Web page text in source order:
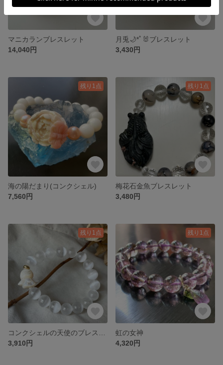
マニカランブレスレット
14,040円
月兎🌙*ﾟ🐰ブレスレット
3,430円
残り1点
海の陽だまり(コンクシェル)
7,560円
残り1点
梅花石金魚ブレスレット
3,480円
残り1点
3,910円
残り1点
虹の女神
4,320円